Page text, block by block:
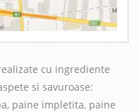
cu ingrediente
si savuroase:
paine impletita, paine